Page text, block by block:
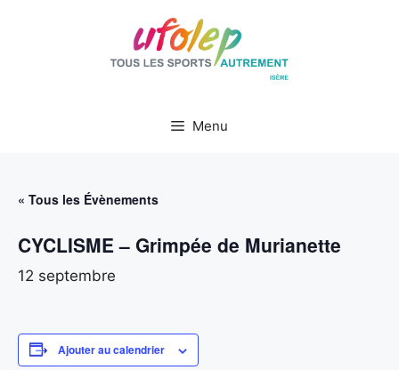
Menu
« Tous les Évènements
CYCLISME – Grimpée de Murianette
12 septembre
Ajouter au calendrier